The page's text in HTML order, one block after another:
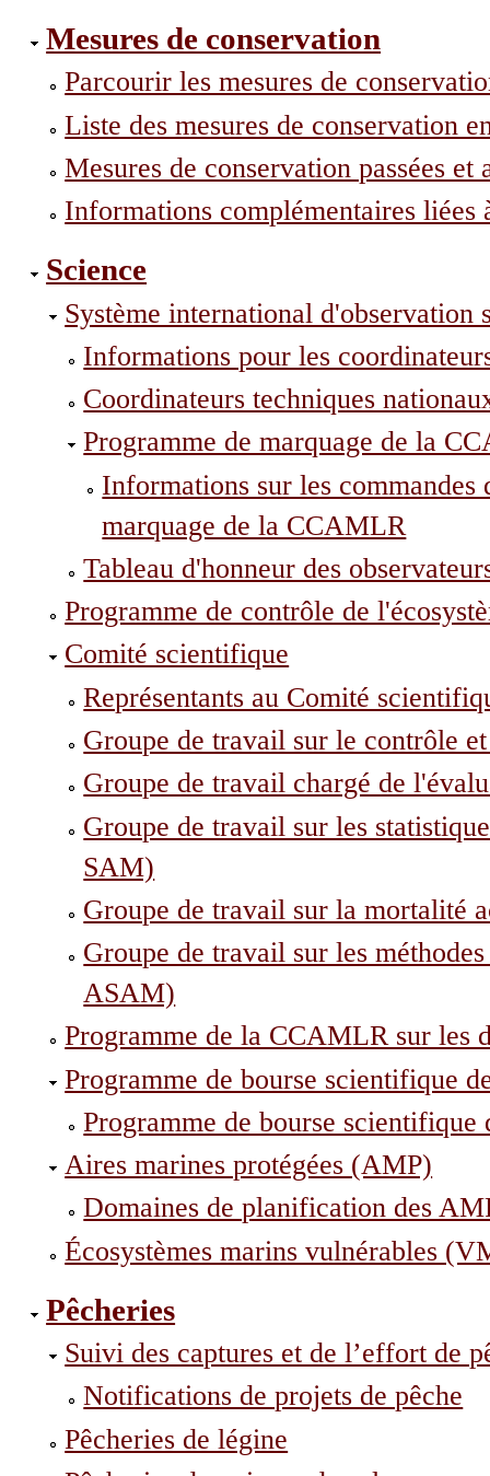
Mesures de conservation
Parcourir les mesures de
Liste des mesures de conservation
Mesures de conservation passées et
Informations complémentaires liées
Science
Système international
Informations pour les
Coordinateurs techniques
Programme de marquage de la
Informations sur les commandes
marquage de la CCAMLR
Tableau d'honneur des
Programme de contrôle de
Comité scientifique
Représentants au Comité
Groupe de travail sur le contrôle
Groupe de travail chargé de
Groupe de travail sur les
SAM)
Groupe de travail sur la mortalité
Groupe de travail sur les
ASAM)
Programme de la CCAMLR sur les
Programme de bourse scientifique
Programme de bourse
Aires marines protégées (AMP)
Domaines de planification des
Écosystèmes marins vulnérables
Pêcheries
Suivi des captures et de l’effort de
Notifications de projets de pêche
Pêcheries de légine